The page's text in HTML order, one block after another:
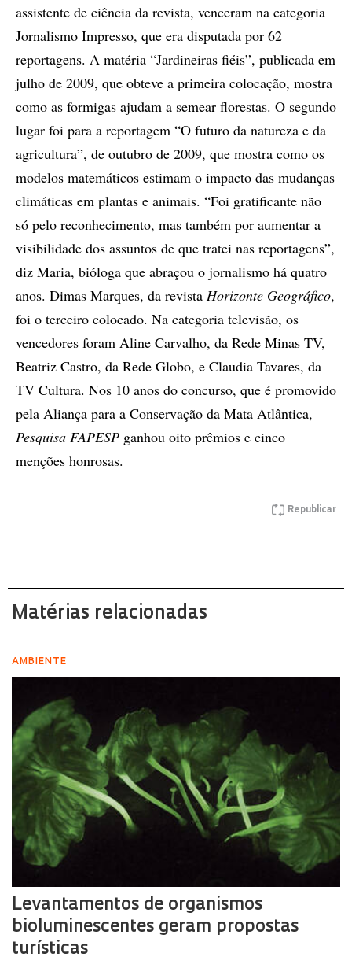
assistente de ciência da revista, venceram na categoria
Jornalismo Impresso, que era disputada por 62
reportagens. A matéria “Jardineiras fiéis”, publicada em
julho de 2009, que obteve a primeira colocação, mostra
como as formigas ajudam a semear florestas. O segundo
lugar foi para a reportagem “O futuro da natureza e da
agricultura”, de outubro de 2009, que mostra como os
modelos matemáticos estimam o impacto das mudanças
climáticas em plantas e animais. “Foi gratificante não
só pelo reconhecimento, mas também por aumentar a
visibilidade dos assuntos de que tratei nas reportagens”,
diz Maria, bióloga que abraçou o jornalismo há quatro
anos. Dimas Marques, da revista Horizonte Geográfico,
foi o terceiro colocado. Na categoria televisão, os
vencedores foram Aline Carvalho, da Rede Minas TV,
Beatriz Castro, da Rede Globo, e Claudia Tavares, da
TV Cultura. Nos 10 anos do concurso, que é promovido
pela Aliança para a Conservação da Mata Atlântica,
Pesquisa FAPESP ganhou oito prêmios e cinco
menções honrosas.
Republicar